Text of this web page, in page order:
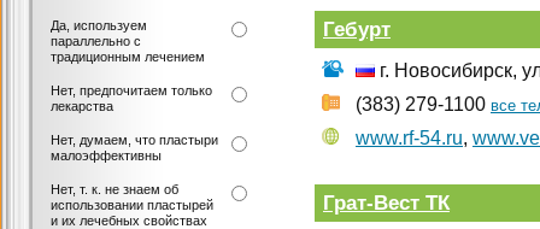
Гебурт
г. Новосибирск,
(383) 279-1100 все
www.rf-54.ru,
Грат-Вест ТК
Да, используем
параллельно с
традиционным лечением
Нет, предпочитаем только
лекарства
Нет, думаем, что пластыри
малоэффективны
Нет, т. к. не знаем об
использовании пластырей
и их лечебных свойствах